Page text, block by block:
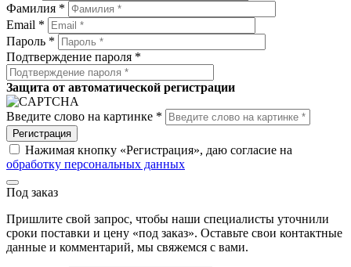
Фамилия *
Email *
Пароль *
Подтверждение пароля *
Защита от автоматической регистрации
Введите слово на картинке *
Регистрация
Нажимая кнопку «Регистрация», даю согласие на
обработку персональных данных
Под заказ
Пришлите свой запрос, чтобы наши специалисты уточнили
сроки поставки и цену «под заказ». Оставьте свои контактные
данные и комментарий, мы свяжемся с вами.